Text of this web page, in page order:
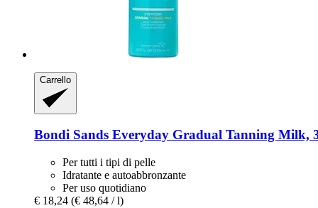
Carrello
Bondi Sands Everyday Gradual Tanning Milk,
Per tutti i tipi di pelle
Idratante e autoabbronzante
Per uso quotidiano
€ 18,24 (€ 48,64 / l)